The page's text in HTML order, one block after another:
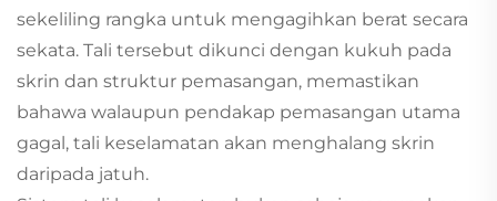
sekeliling rangka untuk mengagihkan berat secara
sekata. Tali tersebut dikunci dengan kukuh pada
skrin dan struktur pemasangan, memastikan
bahawa walaupun pendakap pemasangan utama
gagal, tali keselamatan akan menghalang skrin
daripada jatuh.